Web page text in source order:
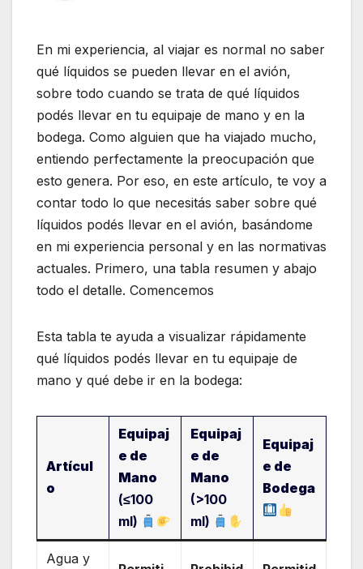
En mi experiencia, al viajar es normal no saber
qué líquidos se pueden llevar en el avión,
sobre todo cuando se trata de qué líquidos
podés llevar en tu equipaje de mano y en la
bodega. Como alguien que ha viajado mucho,
entiendo perfectamente la preocupación que
esto genera. Por eso, en este artículo, te voy a
contar todo lo que necesitás saber sobre qué
líquidos podés llevar en el avión, basándome
en mi experiencia personal y en las normativas
actuales. Primero, una tabla resumen y abajo
todo el detalle. Comencemos
Esta tabla te ayuda a visualizar rápidamente
qué líquidos podés llevar en tu equipaje de
mano y qué debe ir en la bodega:
Artícul
o
Equipaj
e de
Mano
(≤100
ml)
Equipaj
e de
Mano
(>100
ml)
Equipaj
e de
Bodega
Agua y